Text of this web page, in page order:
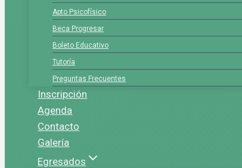
Apto Psicofísico
Beca Progresar
Boleto Educativo
Tutoría
Preguntas Frecuentes
Inscripción
Agenda
Contacto
Galería
Egresados